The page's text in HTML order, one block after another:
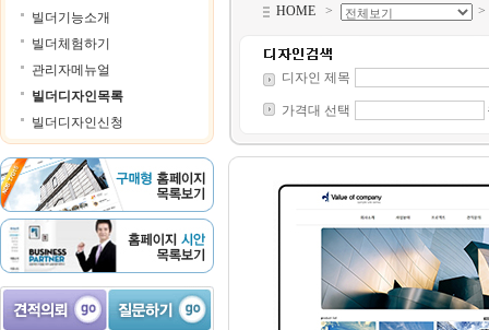
빌더기능소개
빌더체험하기
관리자메뉴얼
빌더디자인목록
빌더디자인신청
HOME >
디자인 제목
가격대 선택